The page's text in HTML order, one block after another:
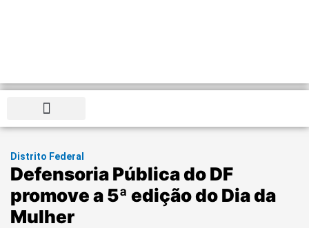
Distrito Federal
Defensoria Pública do DF
promove a 5ª edição do Dia da
Mulher